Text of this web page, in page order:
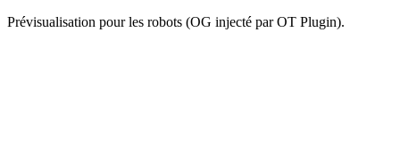
Prévisualisation pour les robots (OG injecté par OT Plugin).